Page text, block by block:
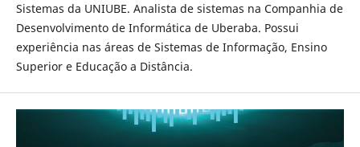
Sistemas da UNIUBE. Analista de sistemas na Companhia de
Desenvolvimento de Informática de Uberaba. Possui
experiência nas áreas de Sistemas de Informação, Ensino
Superior e Educação a Distância.